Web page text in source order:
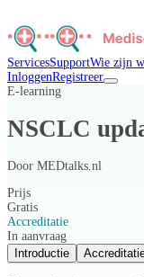
ServicesSupportWie zijn
InloggenRegistreer
E-learning
NSCLC
Door MEDtalks.nl
Prijs
Gratis
Accreditatie
In aanvraag
Introductie